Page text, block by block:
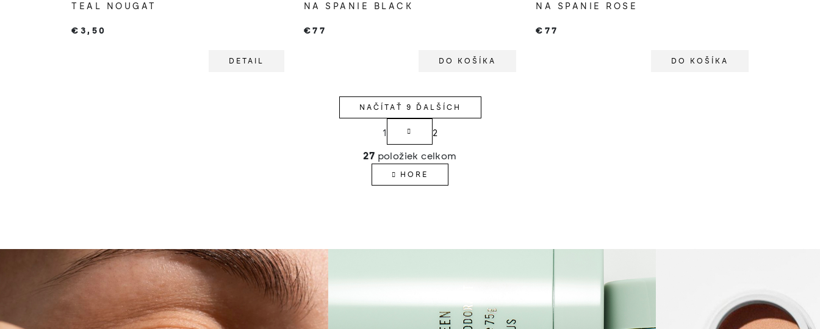
TEAL NOUGAT
€3,50
DETAIL
NA SPANIE BLACK
€77
DO KOŠÍKA
NA SPANIE ROSE
€77
DO KOŠÍKA
O
v
l
a
e
NAČÍTAŤ 9 ĎALŠÍCH
S
t
r
á
v
n
1 2
27 položiek celkom
HORE